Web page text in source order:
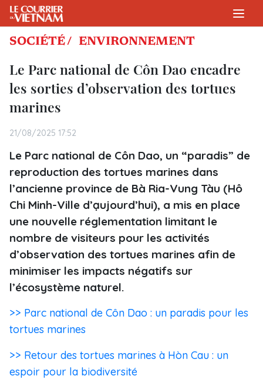
SOCIÉTÉ / ENVIRONNEMENT
Le Parc national de Côn Dao encadre
les sorties d’observation des tortues
marines
21/08/2025 17:52
Le Parc national de Côn Dao, un “paradis” de
reproduction des tortues marines dans
l’ancienne province de Bà Ria-Vung Tàu (Hô
Chi Minh-Ville d’ạujourd’hui), a mis en place
une nouvelle réglementation limitant le
nombre de visiteurs pour les activités
d’observation des tortues marines afin de
minimiser les impacts négatifs sur
l’écosystème naturel.
>> Parc national de Côn Dao : un paradis pour les
tortues marines
>> Retour des tortues marines à Hòn Cau : un
espoir pour la biodiversité